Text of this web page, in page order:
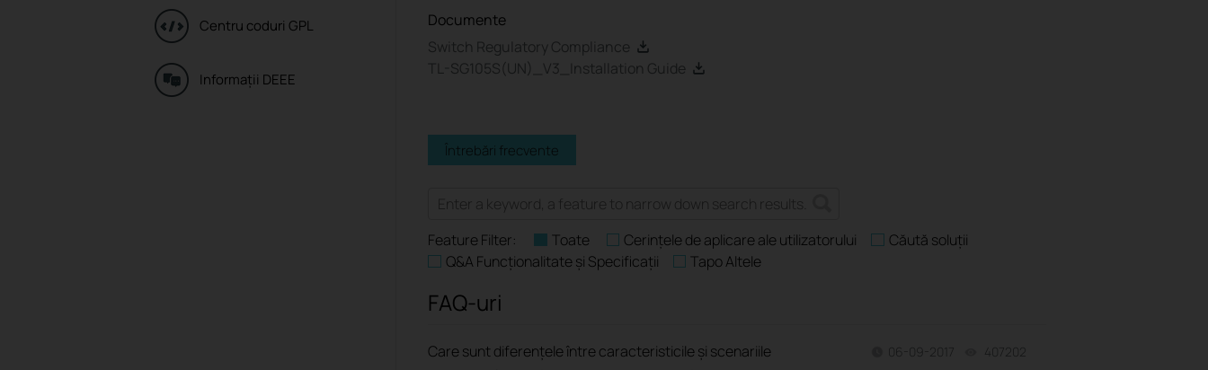
Centru coduri GPL
Informaţii DEEE
Documente
Switch Regulatory Compliance
TL-SG105S(UN)_V3_Installation Guide
Întrebări frecvente
Feature Filter: Toate Cerințele de aplicare ale utilizatorului
Căută soluții
Q&A Funcționalitate și Specificații
Tapo Altele
FAQ-uri
Care sunt diferențele între caracteristicile și scenariile
06-09-2017 407202